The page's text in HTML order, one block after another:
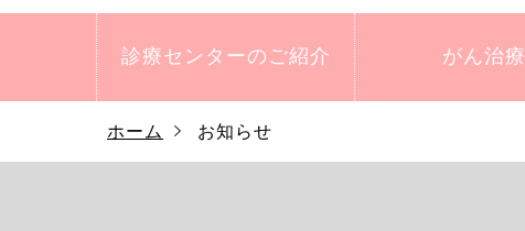
診療センターの ご紹介 がん治療
ホーム お知らせ